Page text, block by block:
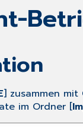
] zusammen mit
im Ordner [